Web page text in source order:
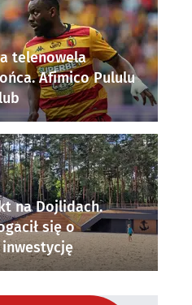
telenowela
Afimico Pululu
na Dojlidach.
się o